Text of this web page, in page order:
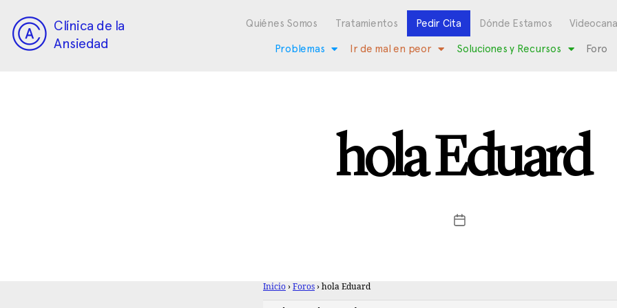
Clínica de la
Ansiedad
Quiénes Somos Tratamientos Pedir Cita Dónde Estamos
Problemas Ir de mal en peor Soluciones y Recursos Foro
hola Eduard
Inicio › Foros › hola Eduard